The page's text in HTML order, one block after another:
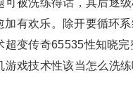
被洗练得话，其后逐
有欢乐。除开要循环
变传奇65535性知晓
戏技术性该当怎么洗练